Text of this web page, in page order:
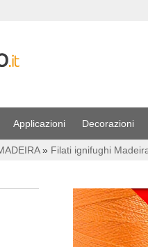
Applicazioni Decorazioni
» Filati ignifughi